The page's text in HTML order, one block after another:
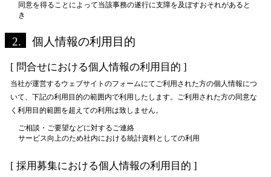
同意を得ることによって当該事務の遂行に支障を及ぼすおそれがあると
き
2. 個人情報の利用目的
[ 問合せにおける個人情報の利用目的 ]
当社が運営するウェブサイトのフォームにてご利用された方の個人情報につ
いて、下記の利用目的の範囲内で利用したします。ご利用された方の同意な
く利用目的範囲を超えての利用は致しません。
ご相談・ご要望などに対するご連絡
サービス向上のため社内における統計資料としての利用
[ 採用募集における個人情報の利用目的 ]